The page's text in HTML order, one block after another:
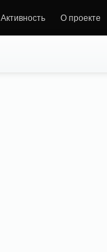
Активность О проекте